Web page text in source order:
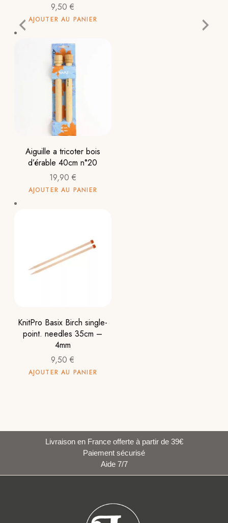
9,50€
AJOUTER AU PANIER
Aiguille a tricoter bois
d’érable 40cm n°20
19,90 €
AJOUTER AU PANIER
KnitPro Basix Birch single-
point. needles 35cm –
4mm
9,50€
AJOUTER AU PANIER
Livraison en France offerte à partir de 39€
Paiement sécurisé
Aide 7/7